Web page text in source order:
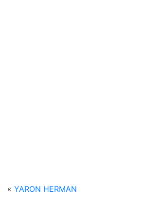
« YARON HERMAN